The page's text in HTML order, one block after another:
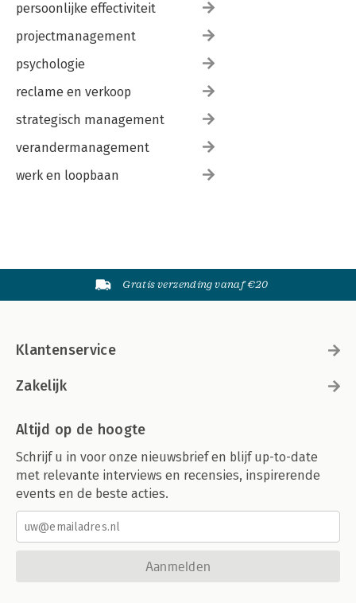
persoonlijke effectiviteit
projectmanagement
psychologie
reclame en verkoop
strategisch management
verandermanagement
werk en loopbaan
Gratis verzending vanaf €20
Klantenservice
Zakelijk
Altijd op de hoogte
Schrijf u in voor onze nieuwsbrief en blijf up-to-date
met relevante interviews en recensies, inspirerende
events en de beste acties.
Aanmelden